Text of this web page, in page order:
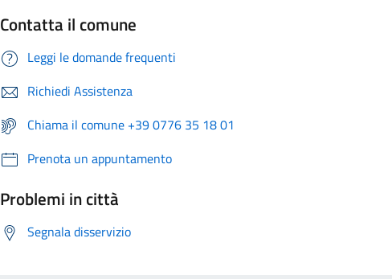
Contatta il comune
Leggi le domande frequenti
Richiedi Assistenza
Chiama il comune +39 0776 35 18 01
Prenota un appuntamento
Problemi in città
Segnala disservizio